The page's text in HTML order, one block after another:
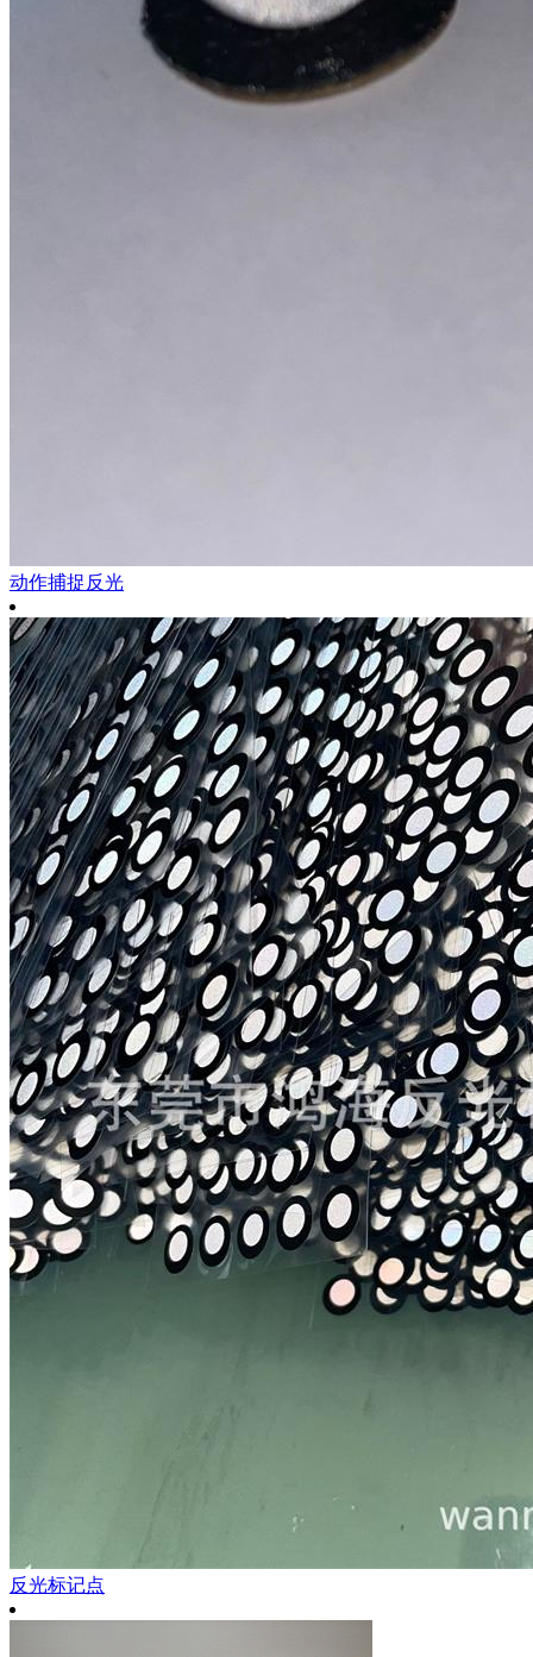
动作捕捉反光
反光标记点